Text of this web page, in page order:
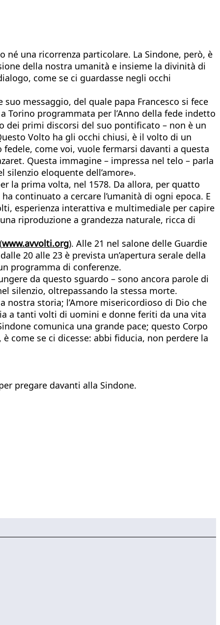
né una ricorrenza particolare. La Sindone, però, è
della nostra umanità e insieme la divinità di
come se ci guardasse negli occhi
messaggio, del quale papa Francesco si fece
Torino programmata per l’Anno della fede indetto
dei primi discorsi del suo pontificato – non è un
Volto ha gli occhi chiusi, è il volto di un
come voi, vuole fermarsi davanti a questa
Questa immagine – impressa nel telo – parla
eloquente dell’amore».
la prima volta, nel 1578. Da allora, per quatto
continuato a cercare l’umanità di ogni epoca. E
esperienza interattiva e multimediale per capire
riproduzione a grandezza naturale, ricca di
www.avvolti.org). Alle 21 nel salone delle Guardie
20 alle 23 è prevista un’apertura serale della
programma di conferenze.
da questo sguardo – sono ancora parole di
silenzio, oltrepassando la stessa morte.
nostra storia; l’Amore misericordioso di Dio che
a tanti volti di uomini e donne feriti da una vita
comunica una grande pace; questo Corpo
come se ci dicesse: abbi fiducia, non perdere la
pregare davanti alla Sindone.